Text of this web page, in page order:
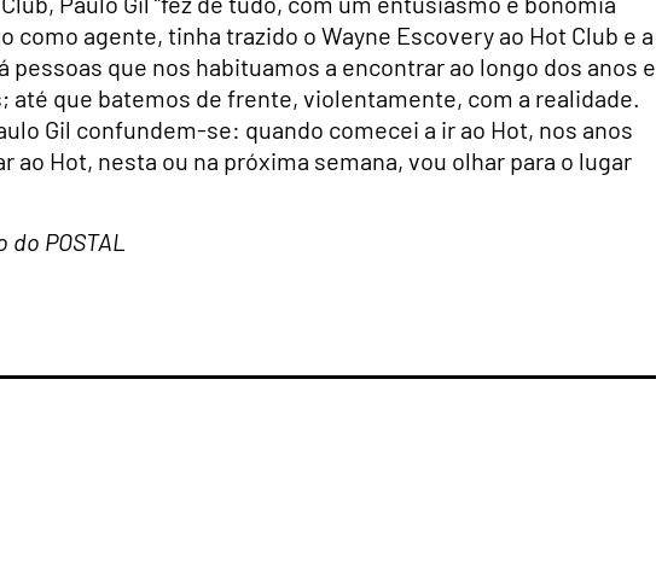
como agente, tinha trazido o Wayne Escovery ao Hot Club e a
pessoas que nos habituamos a encontrar ao longo dos anos e
até que batemos de frente, violentamente, com a realidade.
Gil confundem-se: quando comecei a ir ao Hot, nos anos
ao Hot, nesta ou na próxima semana, vou olhar para o lugar
POSTAL